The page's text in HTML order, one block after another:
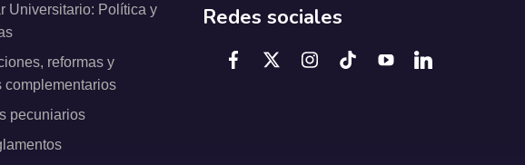
Universitario: Política y
reformas y
complementarios
pecuniarios
Redes sociales